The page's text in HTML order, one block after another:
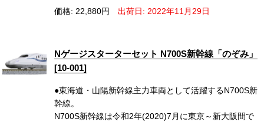
価格: 22,880円 出荷日: 2022年11月29日
Nゲージスターターセット N700S新幹線「のぞみ」
[10-001]
●東海道・山陽新幹線主力車両として活躍するN700S新
幹線。
N700S新幹線は令和2年(2020)7月に東京～新大阪間で